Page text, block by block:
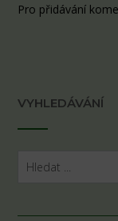
Pro přidávání
VYHLEDÁVÁNÍ